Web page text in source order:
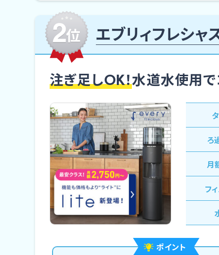
エブリィフレシャ
注ぎ足しOK！水道水使用
ろ
⽉
フ
ポイント